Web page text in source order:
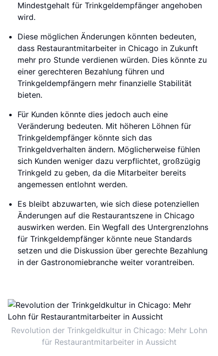
Mindestgehalt für Trinkgeldempfänger angehoben
wird.
Diese möglichen Änderungen könnten bedeuten,
dass Restaurantmitarbeiter in Chicago in Zukunft
mehr pro Stunde verdienen würden. Dies könnte zu
einer gerechteren Bezahlung führen und
Trinkgeldempfängern mehr finanzielle Stabilität
bieten.
Für Kunden könnte dies jedoch auch eine
Veränderung bedeuten. Mit höheren Löhnen für
Trinkgeldempfänger könnte sich das
Trinkgeldverhalten ändern. Möglicherweise fühlen
sich Kunden weniger dazu verpflichtet, großzügig
Trinkgeld zu geben, da die Mitarbeiter bereits
angemessen entlohnt werden.
Es bleibt abzuwarten, wie sich diese potenziellen
Änderungen auf die Restaurantszene in Chicago
auswirken werden. Ein Wegfall des Untergrenzlohns
für Trinkgeldempfänger könnte neue Standards
setzen und die Diskussion über gerechte Bezahlung
in der Gastronomiebranche weiter vorantreiben.
Revolution der Trinkgeldkultur in Chicago: Mehr Lohn
für Restaurantmitarbeiter in Aussicht